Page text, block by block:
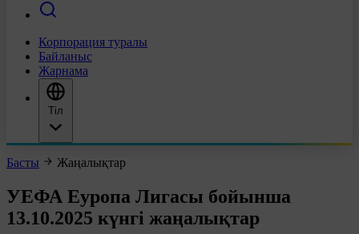
Корпорация туралы
Байланыс
Жарнама
Тіл
Басты Жаңалықтар
УЕФА Еуропа Лигасы бойынша
13.10.2025 күнгі жаңалықтар